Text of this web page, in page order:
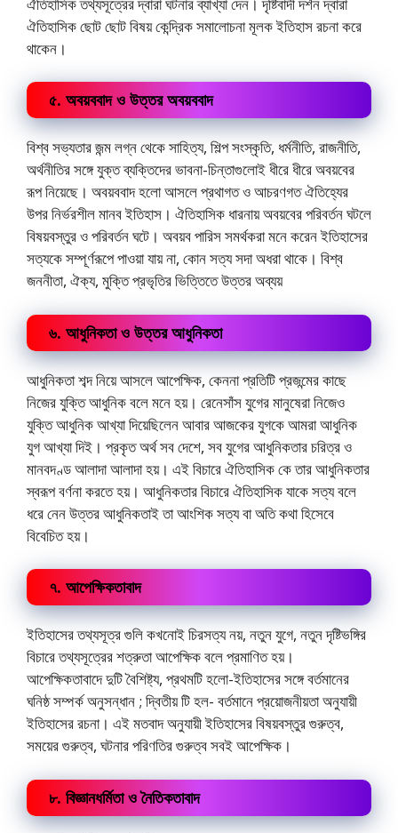
ঐতিহাসিক ছোট ছোট বিষয় কেন্দ্রিক সমালোচনা মূলক ইতিহাস রচনা করে
থাকেন।
৫. অবয়ববাদ ও উত্তর অবয়ববাদ
বিশ্ব সভ্যতার জন্ম লগ্ন থেকে সাহিত্য, শিল্প সংস্কৃতি, ধর্মনীতি, রাজনীতি,
অর্থনীতির সঙ্গে যুক্ত ব্যক্তিদের ভাবনা-চিন্তাগুলোই ধীরে ধীরে অবয়বের
রূপ নিয়েছে। অবয়ববাদ হলো আসলে প্রথাগত ও আচরণগত ঐতিহ্যের
উপর নির্ভরশীল মানব ইতিহাস। ঐতিহাসিক ধারনায় অবয়বের পরিবর্তন ঘটলে
বিষয়বস্তুর ও পরিবর্তন ঘটে। অবয়ব পারিস সমর্থকরা মনে করেন ইতিহাসের
সত্যকে সম্পূর্ণরূপে পাওয়া যায় না, কোন সত্য সদা অধরা থাকে। বিশ্ব
জননীতা, ঐক্য, মুক্তি প্রভৃতির ভিত্তিতে উত্তর অব্যয়
৬. আধুনিকতা ও উত্তর আধুনিকতা
আধুনিকতা শব্দ নিয়ে আসলে আপেক্ষিক, কেননা প্রতিটি প্রজন্মের কাছে
নিজের যুক্তি আধুনিক বলে মনে হয়। রেনেসাঁস যুগের মানুষেরা নিজেও
যুক্তি আধুনিক আখ্যা দিয়েছিলেন আবার আজকের যুগকে আমরা আধুনিক
যুগ আখ্যা দিই। প্রকৃত অর্থ সব দেশে, সব যুগের আধুনিকতার চরিত্র ও
মানবদণ্ড আলাদা আলাদা হয়। এই বিচারে ঐতিহাসিক কে তার আধুনিকতার
স্বরূপ বর্ণনা করতে হয়। আধুনিকতার বিচারে ঐতিহাসিক যাকে সত্য বলে
ধরে নেন উত্তর আধুনিকতাই তা আংশিক সত্য বা অতি কথা হিসেবে
বিবেচিত হয়।
৭. আপেক্ষিকতাবাদ
ইতিহাসের তথ্যসূত্র গুলি কখনোই চিরসত্য নয়, নতুন যুগে, নতুন দৃষ্টিভঙ্গির
বিচারে তথ্যসূত্রের শত্রুতা আপেক্ষিক বলে প্রমাণিত হয়।
আপেক্ষিকতাবাদে দুটি বৈশিষ্ট্য, প্রথমটি হলো-ইতিহাসের সঙ্গে বর্তমানের
ঘনিষ্ঠ সম্পর্ক অনুসন্ধান ; দ্বিতীয় টি হল- বর্তমানে প্রয়োজনীয়তা অনুযায়ী
ইতিহাসের রচনা। এই মতবাদ অনুযায়ী ইতিহাসের বিষয়বস্তুর গুরুত্ব,
সময়ের গুরুত্ব, ঘটনার পরিণতির গুরুত্ব সবই আপেক্ষিক।
৮. বিজ্ঞানধর্মিতা ও নৈতিকতাবাদ